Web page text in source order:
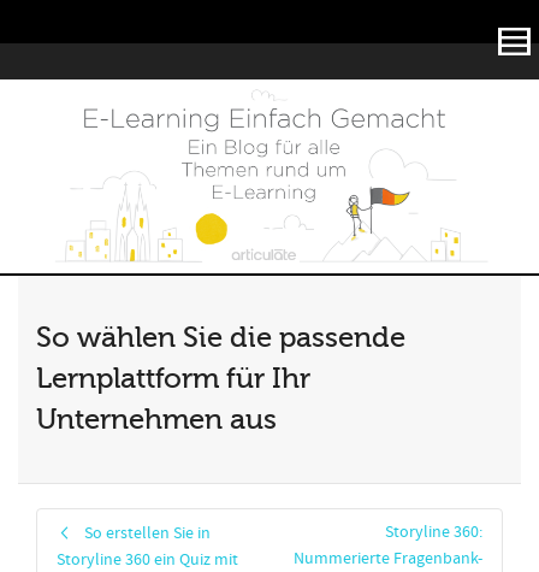
So wählen Sie die passende
Lernplattform für Ihr
Unternehmen aus
So erstellen Sie in
Storyline 360 ein Quiz mit
Storyline 360:
Nummerierte Fragenbank-